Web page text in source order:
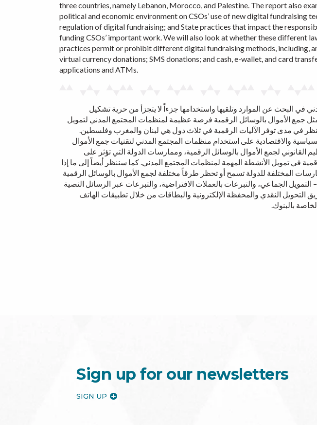
three countries, namely Lebanon, Morocco, and Palestine. The report also
political and economic environment on CSOs’ use of new digital fundraising
regulation of digital fundraising; and State practices that impact the
funding CSOs’ important work. We will also look at whether these different
practices permit or prohibit different digital fundraising methods, including,
virtual currency donations; SMS donations; and cash, e-wallet, and card
applications and ATMs.
البحث عن الموارد وتلقيها واستخدامها جزءاً لا يتجزأ من حرية تشكيل
جمع الأموال بالوسائل الرقمية فرصة عظيمة لمنظمات المجتمع المدني لتمويل
في مدى توفر الآليات الرقمية في ثلاث دول هي لبنان والمغرب وفلسطين.
السياسية والاقتصادية على استخدام منظمات المجتمع المدني لتقنيات جمع الأموال
القانوني لجمع الأموال بالوسائل الرقمية، وممارسات الدولة التي تؤثر على
في تمويل الأنشطة المهمة لمنظمات المجتمع المدني. كما سننظر أيضاً إلى ما إذا
المختلفة للدولة تسمح أو تحظر طرقاً مختلفة لجمع الأموال بالوسائل الرقمية
الجماعي، والتبرعات بالعملات الافتراضية، والتبرعات عبر الرسائل النصية
التحويل النقدي والمحفظة الإلكترونية والبطاقات من خلال تطبيقات الهاتف
بالبنوك.
Sign up for our newsletters
SIGN UP